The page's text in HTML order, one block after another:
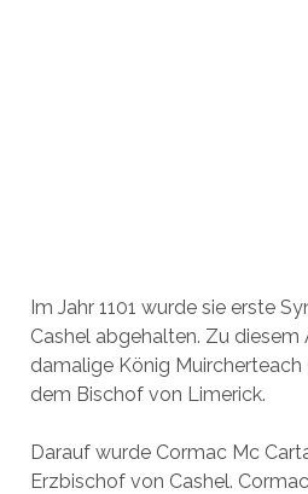
Im Jahr 1101 wurde sie erste
Cashel abgehalten. Zu diesem
damalige König Muircherteach
dem Bischof von Limerick.
Darauf wurde Cormac Mc
Erzbischof von Cashel.